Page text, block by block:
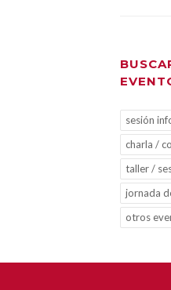
sesión
charla /
taller /
jornada
otros